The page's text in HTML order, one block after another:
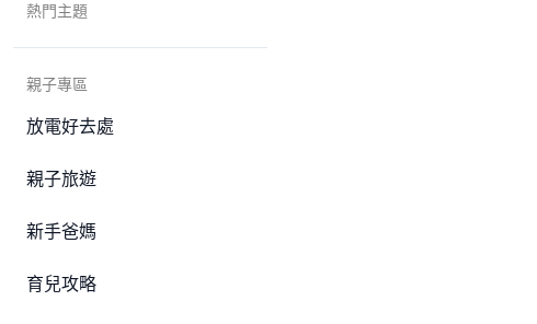
熱門主題
親子專區
放電好去處
親子旅遊
新手爸媽
育兒攻略